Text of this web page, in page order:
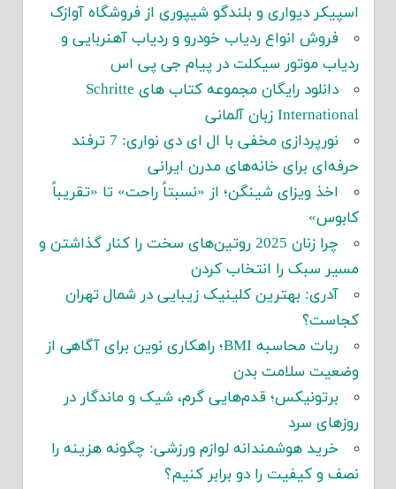
اسپیکر دیواری و بلندگو شیپوری از فروشگاه آوازک
فروش انواع ردیاب خودرو و ردیاب آهنربایی و
ردیاب موتور سیکلت در پیام جی پی اس
دانلود رایگان مجموعه کتاب های Schritte
International زبان آلمانی
نورپردازی مخفی با ال ای دی نواری: 7 ترفند
حرفه‌ای برای خانه‌های مدرن ایرانی
اخذ ویزای شینگن؛ از «نسبتاً راحت» تا «تقریباً
کابوس»
چرا زنان 2025 روتین‌های سخت را کنار گذاشتن و
مسیر سبک را انتخاب کردن
آدری: بهترین کلینیک زیبایی در شمال تهران
کجاست؟
ربات محاسبه BMI؛ راهکاری نوین برای آگاهی از
وضعیت سلامت بدن
برتونیکس؛ قدم‌هایی گرم، شیک و ماندگار در
روزهای سرد
خرید هوشمندانه لوازم ورزشی: چگونه هزینه را
نصف و کیفیت را دو برابر کنیم؟